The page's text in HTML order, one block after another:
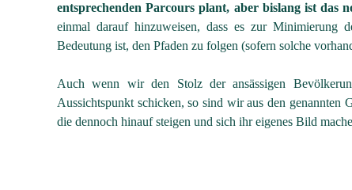
entsprechenden Parcours plant, aber bislang ist das
einmal darauf hinzuweisen, dass es zur Minimierung
Bedeutung ist, den Pfaden zu folgen (sofern solche
Auch wenn wir den Stolz der ansässigen
Aussichtspunkt schicken, so sind wir aus den genannten
die dennoch hinauf steigen und sich ihr eigenes Bild